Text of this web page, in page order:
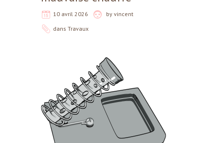
10 avril 2026 by vincent
dans Travaux